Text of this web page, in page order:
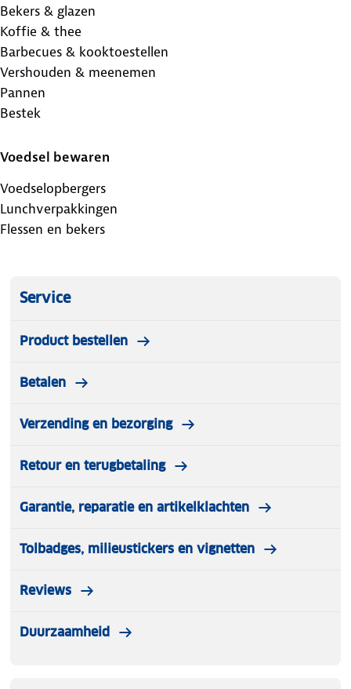
Bekers & glazen
Koffie & thee
Barbecues & kooktoestellen
Vershouden & meenemen
Pannen
Bestek
Voedsel bewaren
Voedselopbergers
Lunchverpakkingen
Flessen en bekers
Service
Product bestellen
Betalen
Verzending en bezorging
Retour en terugbetaling
Garantie, reparatie en artikelklachten
Tolbadges, milieustickers en vignetten
Reviews
Duurzaamheid